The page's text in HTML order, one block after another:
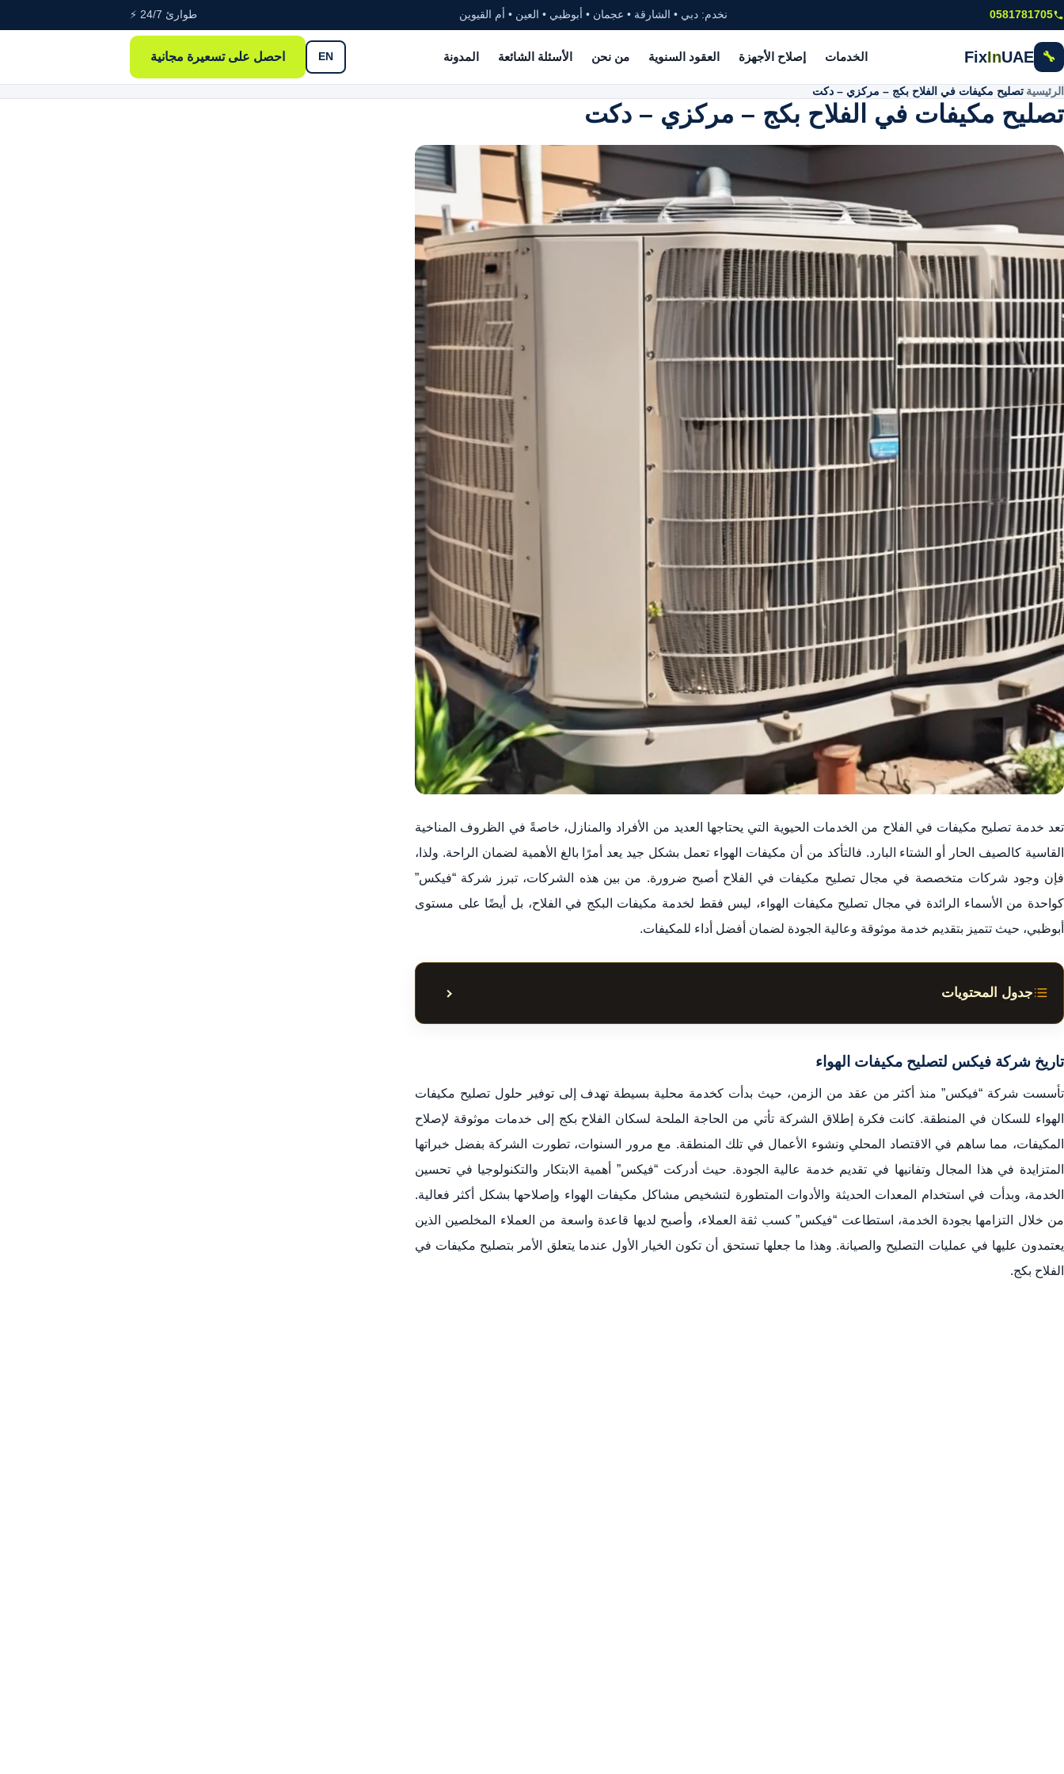
تخطى إلى المحتوى الرئيسي
0581781705 نخدم: دبي • الشارقة • عجمان • أبوظبي • العين • أم القيوين طوارئ 24/7 ⚡
🔧
FixInUAE الخدمات إصلاح الأجهزة العقود السنوية من نحن الأسئلة الشائعة المدونة EN احصل على تسعيرة مجانية
الرئيسية تصليح مكيفات في الفلاح بكج – مركزي – دكت
تصليح مكيفات في الفلاح بكج – مركزي – دكت
تعد خدمة تصليح مكيفات في الفلاح من الخدمات الحيوية التي يحتاجها العديد من الأفراد والمنازل، خاصةً في الظروف المناخية
القاسية كالصيف الحار أو الشتاء البارد. فالتأكد من أن مكيفات الهواء تعمل بشكل جيد يعد أمرًا بالغ الأهمية لضمان الراحة. ولذا،
فإن وجود شركات متخصصة في مجال تصليح مكيفات في الفلاح أصبح ضرورة. من بين هذه الشركات، تبرز شركة “فيكس”
كواحدة من الأسماء الرائدة في مجال تصليح مكيفات الهواء، ليس فقط لخدمة مكيفات البكج في الفلاح، بل أيضًا على مستوى
أبوظبي، حيث تتميز بتقديم خدمة موثوقة وعالية الجودة لضمان أفضل أداء للمكيفات.
جدول المحتويات إظهار أو إخفاء جدول المحتويات
علامات تحتاج لإصلاح مكيف الهواء
كيفية اختيار خدمة تصليح مكيفات موثوقة
عملية تصليح مكيف الهواء
ضمان الخدمة
أسئلة شائعة حول تصليح مكيفات الهواء
تاريخ شركة فيكس لتصليح مكيفات الهواء
تأسست شركة “فيكس” منذ أكثر من عقد من الزمن، حيث بدأت كخدمة محلية بسيطة تهدف إلى توفير حلول تصليح مكيفات
الهواء للسكان في المنطقة. كانت فكرة إطلاق الشركة تأتي من الحاجة الملحة لسكان الفلاح بكج إلى خدمات موثوقة لإصلاح
المكيفات، مما ساهم في الاقتصاد المحلي ونشوء الأعمال في تلك المنطقة. مع مرور السنوات، تطورت الشركة بفضل خبراتها
المتزايدة في هذا المجال وتفانيها في تقديم خدمة عالية الجودة. حيث أدركت “فيكس” أهمية الابتكار والتكنولوجيا في تحسين
الخدمة، وبدأت في استخدام المعدات الحديثة والأدوات المتطورة لتشخيص مشاكل مكيفات الهواء وإصلاحها بشكل أكثر فعالية.
من خلال التزامها بجودة الخدمة، استطاعت “فيكس” كسب ثقة العملاء، وأصبح لديها قاعدة واسعة من العملاء المخلصين الذين
يعتمدون عليها في عمليات التصليح والصيانة. وهذا ما جعلها تستحق أن تكون الخيار الأول عندما يتعلق الأمر بتصليح مكيفات في
الفلاح بكج.